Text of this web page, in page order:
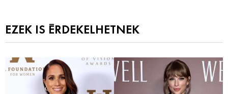
EZEK IS ÉRDEKELHETNEK